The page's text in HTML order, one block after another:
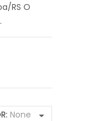
RS O
None